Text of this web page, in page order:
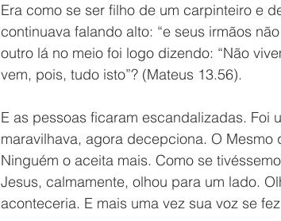
Era como se ser filho de um carpinteiro e
continuava falando alto: “e seus irmãos
outro lá no meio foi logo dizendo: “Não
vem, pois, tudo isto”? (Mateus 13.56).
E as pessoas ficaram escandalizadas. Foi
maravilhava, agora decepciona. O
Ninguém o aceita mais. Como se
Jesus, calmamente, olhou para um lado.
aconteceria. E mais uma vez sua voz se